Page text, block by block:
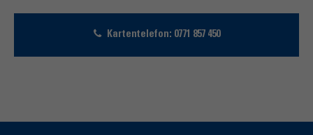
Kartentelefon: 0771 857 450